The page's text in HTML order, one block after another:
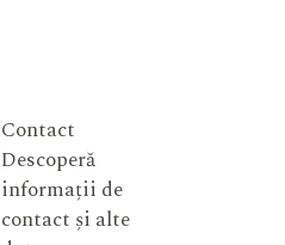
Contact
Descoperă
informații de
contact și alte